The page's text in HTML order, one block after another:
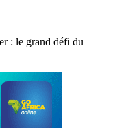
: le grand défi du